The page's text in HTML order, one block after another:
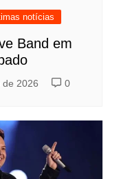
notícias
Band em
de 2026 0